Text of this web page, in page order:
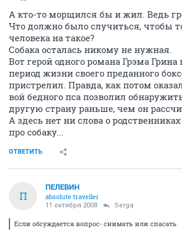
А кто-то морщился бы и жил. Ведь
Что должно было случиться, чтобы
человека на такое?
Собака осталась никому не нужная.
Вот герой одного романа Грэма
период жизни своего преданного
пристрелил. Правда, как потом
вой бедного пса позволил
другую страну раньше, чем он
А здесь нет ни слова о
про собаку...
ОТВЕТИТЬ
П
ПЕЛЕВИН
absolute traveller
11 октября 2008 Serga
Если обсуждается вопрос- снимать или спасать.